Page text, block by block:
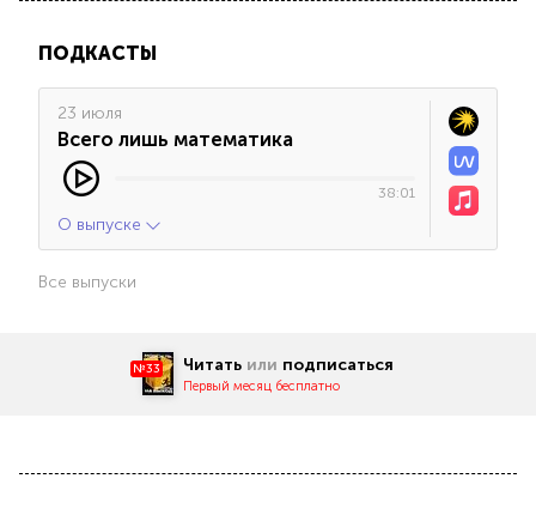
ПОДКАСТЫ
23 июля
Всего лишь математика
38:01
О выпуске
Все выпуски
№33 Читать или подписаться
Первый месяц бесплатно